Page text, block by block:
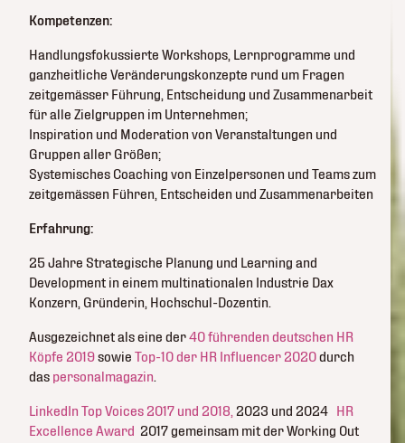
Kompetenzen:
Handlungsfokussierte Workshops, Lernprogramme und
ganzheitliche Veränderungskonzepte rund um Fragen
zeitgemässer Führung, Entscheidung und Zusammenarbeit
für alle Zielgruppen im Unternehmen;
Inspiration und Moderation von Veranstaltungen und
Gruppen aller Größen;
Systemisches Coaching von Einzelpersonen und Teams zum
zeitgemässen Führen, Entscheiden und Zusammenarbeiten
Erfahrung:
25 Jahre Strategische Planung und Learning and
Development in einem multinationalen Industrie Dax
Konzern, Gründerin, Hochschul-Dozentin.
Ausgezeichnet als eine der40 führenden deutschen HR
Köpfe 2019sowie Top-10 der HR Influencer 2020durch
das personalmagazin.
LinkedIn Top Voices 2017 und 2018, 2023 und 2024
HR
Excellence Award 2017 gemeinsam mit der Working Out